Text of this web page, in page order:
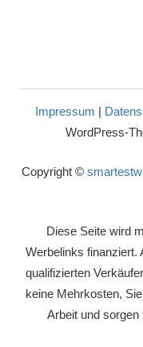
Impressum |
WordPress-
Copyright ©
Diese Seite wird
Werbelinks finanziert.
qualifizierten
keine Mehrkosten,
Arbeit und sorgen